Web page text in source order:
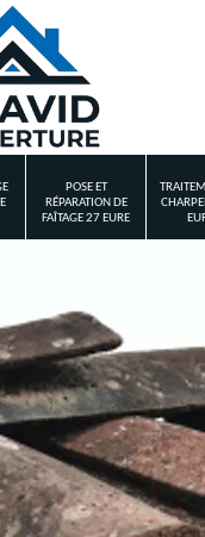
POSE ET
RÉPARATION DE
FAÎTAGE 27 EURE